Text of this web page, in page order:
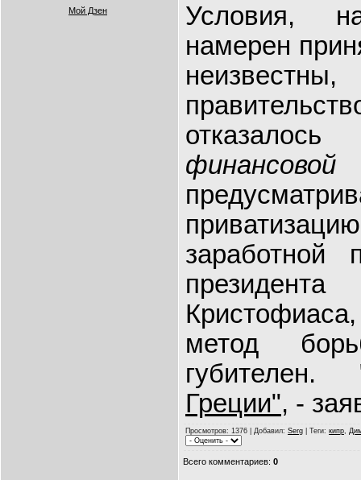
Мой Дзен
Условия,
намерен
метод
губителен.
Греции", -
Просмотров: 1376 | Добавил: Serg Теги: кипр
Всего комментариев: 0